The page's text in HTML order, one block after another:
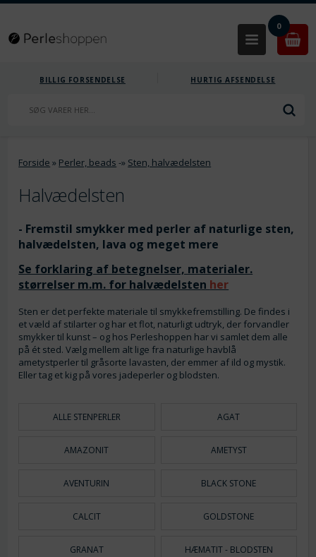
0
BILLIG FORSENDELSE HURTIG AFSENDELSE
Forside » Perler, beads -» Sten, halvædelsten
Halvædelsten
- Fremstil smykker med perler af naturlige sten,
halvædelsten, lava og meget mere
Se forklaring af betegnelser, materialer.
størrelser m.m. for halvædelsten her
Sten er det perfekte materiale til smykkefremstilling. De findes i
et væld af stilarter og har et flot, naturligt udtryk, der forvandler
smykker til kunst – og hos Perleshoppen har vi samlet dem alle
på ét sted. Vælg mellem alt lige fra naturlige havblå
ametystperler til gråsorte lavasten, der emmer af ild og mystik.
Eller tag et kig på vores jadeperler og blodsten.
ALLE STENPERLER AGAT
AMAZONIT AMETYST
AVENTURIN BLACK STONE
CALCIT GOLDSTONE
GRANAT HÆMATIT - BLODSTEN